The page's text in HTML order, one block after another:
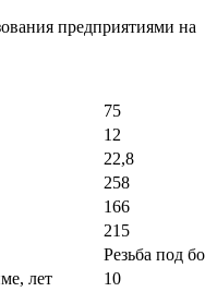
предприятиями на
75
12
22,8
258
166
215
Резьба под
лет
10